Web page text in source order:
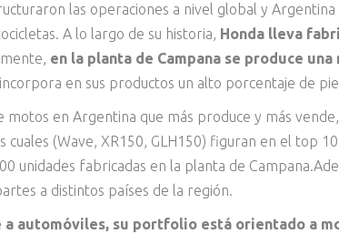
las operaciones a nivel global y
A lo largo de su historia, Honda lleva
en la planta de Campana se produce
en sus productos un alto porcentaje de
motos en Argentina que más produce y más
cuales (Wave, XR150, GLH150) figuran en el top
unidades fabricadas en la planta de
a distintos países de la región.
automóviles, su portfolio está orientado a